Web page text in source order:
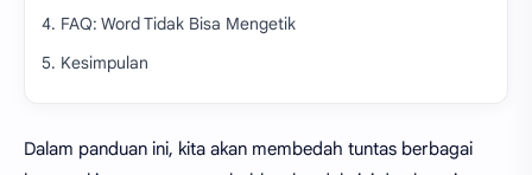
4. FAQ: Word Tidak Bisa Mengetik
5. Kesimpulan
Dalam panduan ini, kita akan membedah tuntas berbagai